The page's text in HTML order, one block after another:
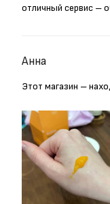
отличный сервис –
Анна
Этот магазин –